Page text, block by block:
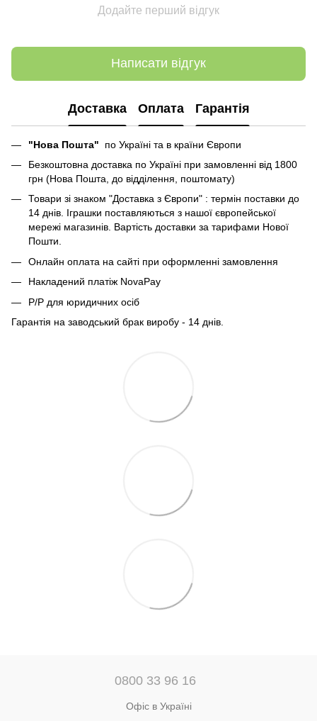
Додайте перший відгук
Написати відгук
Доставка Оплата Гарантія
"Нова Пошта" по Україні та в країни Європи
Безкоштовна доставка по Україні при замовленні від 1800
грн (Нова Пошта, до відділення, поштомату)
Товари зі знаком "Доставка з Європи" : термін поставки до
14 днів. Іграшки поставляються з нашої європейської
мережі магазинів. Вартість доставки за тарифами Нової
Пошти.
Онлайн оплата на сайті при оформленні замовлення
Накладений платіж NovaPay
Р/Р для юридичних осіб
Гарантія на заводський брак виробу - 14 днів.
0800 33 96 16
Офіс в Україні